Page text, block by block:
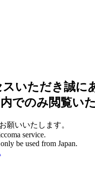
いただき誠に
でのみ閲覧い
願いいたします。
service.
be used from Japan.